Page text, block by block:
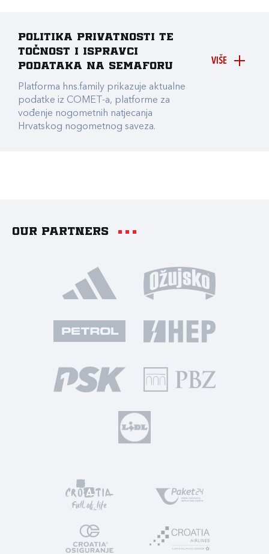
VIŠE
Politika privatnosti te
točnost i ispravci
podataka na Semaforu
Platforma hns.family prikazuje aktualne
podatke iz COMET-a, platforme za
vođenje nogometnih natjecanja
Hrvatskog nogometnog saveza.
Our partners